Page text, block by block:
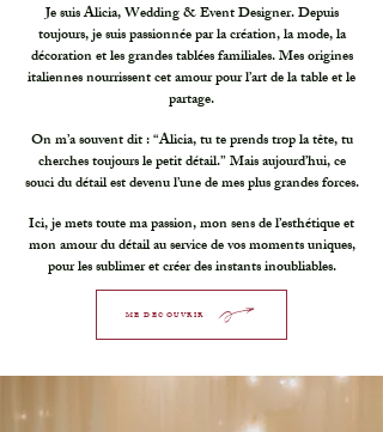
Je suis Alicia, Wedding & Event Designer. Depuis
toujours, je suis passionnée par la création, la mode, la
décoration et les grandes tablées familiales. Mes origines
italiennes nourrissent cet amour pour l’art de la table et le
partage.
On m’a souvent dit : “Alicia, tu te prends trop la tête, tu
cherches toujours le petit détail.” Mais aujourd’hui, ce
souci du détail est devenu l’une de mes plus grandes forces.
Ici, je mets toute ma passion, mon sens de l’esthétique et
mon amour du détail au service de vos moments uniques,
pour les sublimer et créer des instants inoubliables.
ME DÉCOUVRIR